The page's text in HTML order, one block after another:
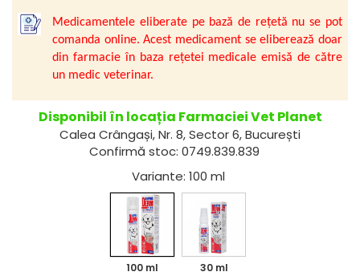
Periaj și Descâlcit Câini
Clești și Forfecuțe
Diverse
Accesorii Câini
Medalioane
Dispozitive pentru administrare
tratamente
Covorașe absorbante
Clești și Forfecuțe
Accesorii Pisici
Dispozitive pentru administrare
tratamente
Medalioane
Rucsace și Articole de Transport
Suplimente Imunitate și
Vitamine
Tiroida și Hormoni
Tractul Urinar și Rinichi
Tratamentul Rănilor
Alte Afecțiuni
Vetoquinol
VetPlus
Wepharm
Medicamentele eliberate pe bază de rețetă nu se pot
comanda online. Acest medicament se eliberează doar
din farmacie în baza rețetei medicale emisă de către
un medic veterinar.
Disponibil în locația Farmaciei Vet Planet
Calea Crângași, Nr. 8, Sector 6, București
Confirmă stoc: 0749.839.839
Variante: 100 ml
100 ml 30 ml